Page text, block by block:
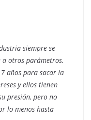
siempre se
a otros parámetros.
años para sacar la
y ellos tienen
presión, pero no
lo menos hasta